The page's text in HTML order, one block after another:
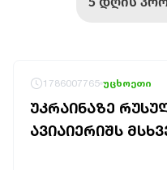
1786007765 უცხოეთი
ᲣᲙᲠᲐᲘᲜᲐᲖᲔ
ᲐᲕᲘᲐᲘᲔᲠᲘᲨᲡ